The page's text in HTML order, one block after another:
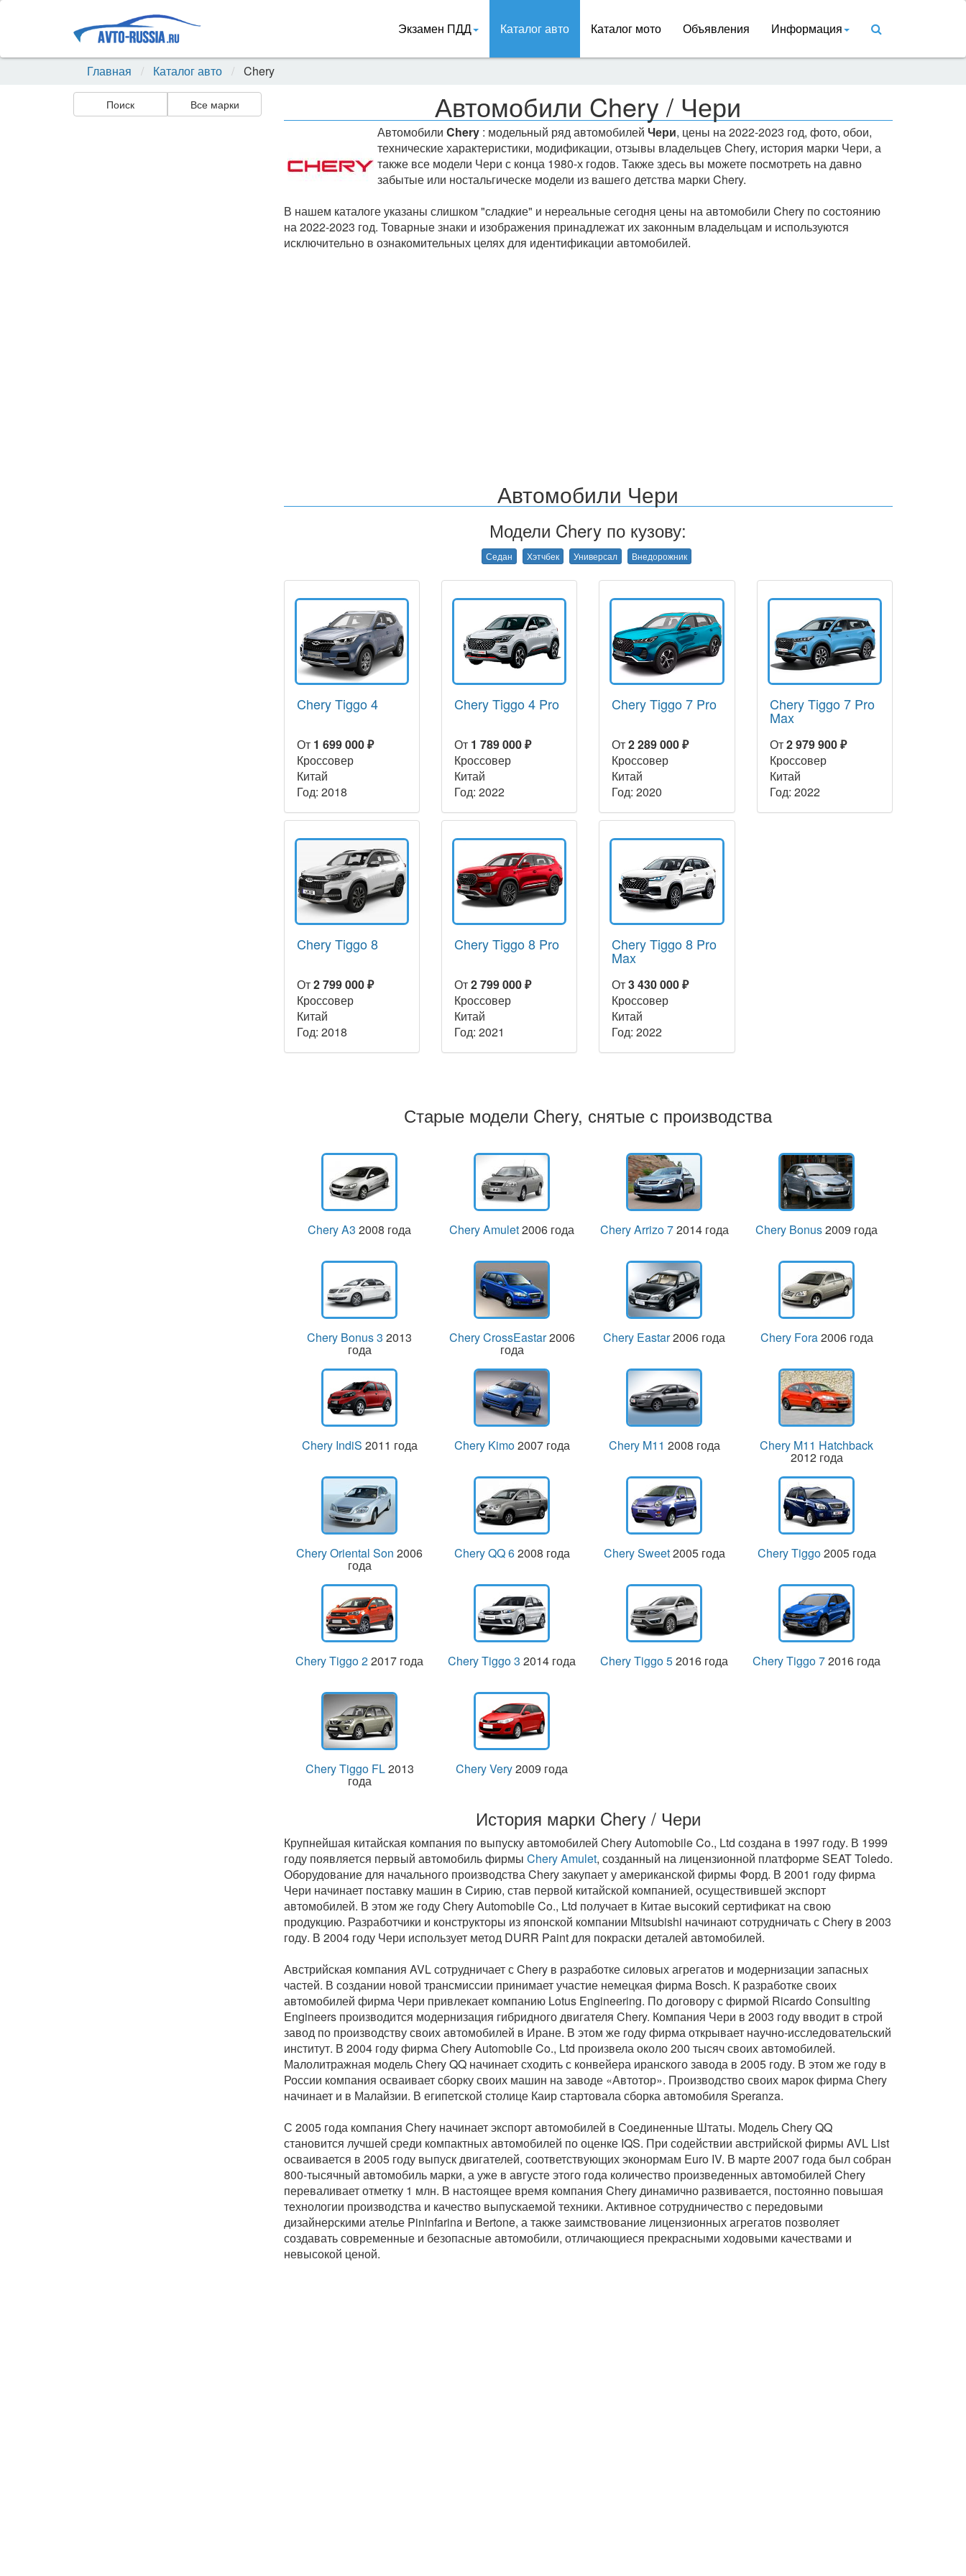
Экзамен ПДД Каталог авто Каталог мото Объявления Информация
Главная Каталог авто Chery
Поиск Все марки Автомобили Chery / Чери
Автомобили Chery: модельный ряд автомобилей Чери, цены на 2022-2023 год, фото, обои,
технические характеристики, модификации, отзывы владельцев Chery, история марки Чери, а
также все модели Чери с конца 1980-х годов. Также здесь вы можете посмотреть на давно
забытые или ностальгическе модели из вашего детства марки Chery.
В нашем каталоге указаны слишком "сладкие" и нереальные сегодня цены на автомобили Chery по состоянию
на 2022-2023 год. Товарные знаки и изображения принадлежат их законным владельцам и используются
исключительно в ознакомительных целях для идентификации автомобилей.
Автомобили Чери
Модели Chery по кузову:
Седан Хэтчбек Универсал Внедорожник
Chery Tiggo 4
От 1 699 000 ₽
Кроссовер
Китай
Год: 2018
Chery Tiggo 4 Pro
От 1 789 000 ₽
Кроссовер
Китай
Год: 2022
Chery Tiggo 7 Pro
От2 289 000 ₽
Кроссовер
Китай
Год: 2020
Chery Tiggo 7 Pro
Max
От2 979 900 ₽
Кроссовер
Китай
Год: 2022
Chery Tiggo 8
От2 799 000 ₽
Кроссовер
Китай
Год: 2018
Chery Tiggo 8 Pro
От2 799 000 ₽
Кроссовер
Китай
Год: 2021
Chery Tiggo 8 Pro
Max
От3 430 000 ₽
Кроссовер
Китай
Год: 2022
Старые модели Chery, снятые с производства
Chery A3 2008 года Chery Amulet2006 года Chery Arrizo 72014 года Chery Bonus2009 года
Chery Bonus 3 2013
года
Chery CrossEastar2006
года
Chery Eastar2006 года Chery Fora2006 года
Chery IndiS 2011 года Chery Kimo2007 года Chery M11 2008 года Chery M11 Hatchback
2012 года
Chery Oriental Son 2006
года
Chery QQ 62008 года Chery Sweet2005 года Chery Tiggo2005 года
Chery Tiggo 22017 года Chery Tiggo 3 2014 года Chery Tiggo 52016 года Chery Tiggo 72016 года
Chery Tiggo FL2013
года
Chery Very2009 года
История марки Chery / Чери
Крупнейшая китайская компания по выпуску автомобилей Chery Automobile Co., Ltd создана в 1997 году. В 1999
году появляется первый автомобиль фирмы Chery Amulet, созданный на лицензионной платформе SEAT Toledo.
Оборудование для начального производства Chery закупает у американской фирмы Форд. В 2001 году фирма
Чери начинает поставку машин в Сирию, став первой китайской компанией, осуществившей экспорт
автомобилей. В этом же году Chery Automobile Co., Ltd получает в Китае высокий сертификат на свою
продукцию. Разработчики и конструкторы из японской компании Mitsubishi начинают сотрудничать с Chery в 2003
году. В 2004 году Чери использует метод DURR Paint для покраски деталей автомобилей.
Австрийская компания AVL сотрудничает с Chery в разработке силовых агрегатов и модернизации запасных
частей. В создании новой трансмиссии принимает участие немецкая фирма Bosch. К разработке своих
автомобилей фирма Чери привлекает компанию Lotus Engineering. По договору с фирмой Ricardo Consulting
Engineers производится модернизация гибридного двигателя Chery. Компания Чери в 2003 году вводит в строй
завод по производству своих автомобилей в Иране. В этом же году фирма открывает научно-исследовательский
институт. В 2004 году фирма Chery Automobile Co., Ltd произвела около 200 тысяч своих автомобилей.
Малолитражная модель Chery QQ начинает сходить с конвейера иранского завода в 2005 году. В этом же году в
России компания осваивает сборку своих машин на заводе «Автотор». Производство своих марок фирма Chery
начинает и в Малайзии. В египетской столице Каир стартовала сборка автомобиля Speranza.
С 2005 года компания Chery начинает экспорт автомобилей в Соединенные Штаты. Модель Chery QQ
становится лучшей среди компактных автомобилей по оценке IQS. При содействии австрийской фирмы AVL List
осваивается в 2005 году выпуск двигателей, соответствующих эконормам Euro IV. В марте 2007 года был собран
800-тысячный автомобиль марки, а уже в августе этого года количество произведенных автомобилей Chery
переваливает отметку 1 млн. В настоящее время компания Chery динамично развивается, постоянно повышая
технологии производства и качество выпускаемой техники. Активное сотрудничество с передовыми
дизайнерскими ателье Pininfarina и Bertone, а также заимствование лицензионных агрегатов позволяет
создавать современные и безопасные автомобили, отличающиеся прекрасными ходовыми качествами и
невысокой ценой.